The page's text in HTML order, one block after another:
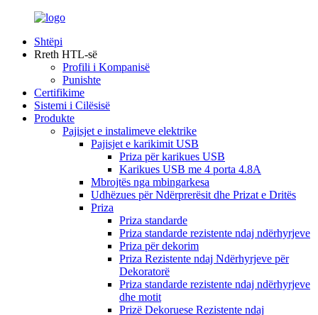
Shtëpi
Rreth HTL-së
Profili i Kompanisë
Punishte
Certifikime
Sistemi i Cilësisë
Produkte
Pajisjet e instalimeve elektrike
Pajisjet e karikimit USB
Priza për karikues USB
Karikues USB me 4 porta 4.8A
Mbrojtës nga mbingarkesa
Udhëzues për Ndërprerësit dhe Prizat e Dritës
Priza
Priza standarde
Priza standarde rezistente ndaj ndërhyrjeve
Priza për dekorim
Priza Rezistente ndaj Ndërhyrjeve për
Dekoratorë
Priza standarde rezistente ndaj ndërhyrjeve
dhe motit
Prizë Dekoruese Rezistente ndaj